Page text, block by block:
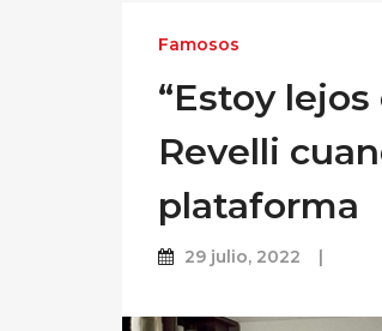
Famosos
“Estoy
Revelli
plataforma
29 julio, 2022